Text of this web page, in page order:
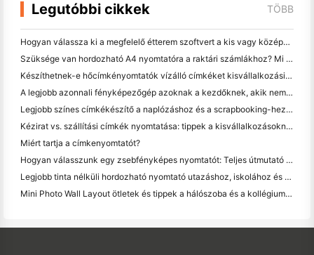
Legutóbbi cikkek TÖBB
Hogyan válassza ki a megfelelő étterem szoftvert a kis vagy középméretű étteremhez
Szüksége van hordozható A4 nyomtatóra a raktári számlákhoz? Mi valójában működik
Készíthetnek-e hőcímkényomtatók vízálló címkéket kisvállalkozási termékekhez?
A legjobb azonnali fényképezőgép azoknak a kezdőknek, akik nem akarnak papírt pazarolni
Legjobb színes címkékészítő a naplózáshoz és a scrapbooking-hez: több szín minden oldalhoz
Kézirat vs. szállítási címkék nyomtatása: tippek a kisvállalkozásoknak 2026-ban
Miért tartja a címkenyomtatót?
Hogyan válasszunk egy zsebfényképes nyomtatót: Teljes útmutató a naplózáshoz, utazáshoz és az iPhone-felhasználókhoz
Legjobb tinta nélküli hordozható nyomtató utazáshoz, iskolához és mobil munkához: Hanin MT620 Pro felülvizsgálat
Mini Photo Wall Layout ötletek és tippek a hálószoba és a kollégium díszítése